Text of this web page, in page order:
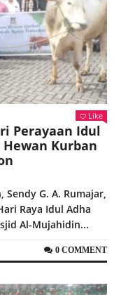
Like
Perayaan Idul
Kurban
G. A. Rumajar,
Raya Idul Adha
Al-Mujahidin...
0 COMMENT